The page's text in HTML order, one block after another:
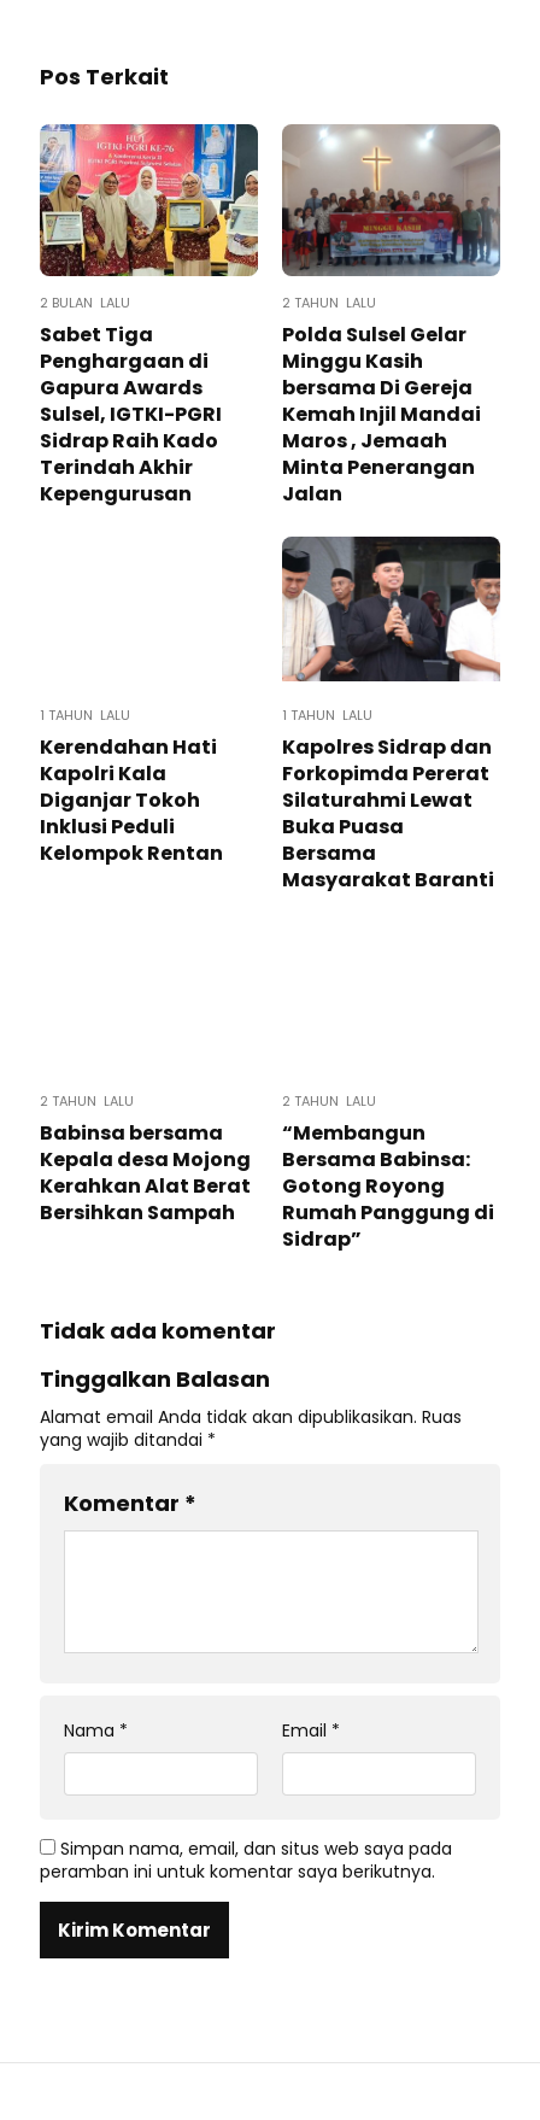
Pos Terkait
2 BULAN LALU
Sabet Tiga
Penghargaan di
Gapura Awards
Sulsel, IGTKI-PGRI
Sidrap Raih Kado
Terindah Akhir
Kepengurusan
2 TAHUN LALU
Polda Sulsel Gelar
Minggu Kasih
bersama Di Gereja
Kemah Injil Mandai
Maros , Jemaah
Minta Penerangan
Jalan
1 TAHUN LALU
Kerendahan Hati
Kapolri Kala
Diganjar Tokoh
Inklusi Peduli
Kelompok Rentan
1 TAHUN LALU
Kapolres Sidrap dan
Forkopimda Pererat
Silaturahmi Lewat
Buka Puasa
Bersama
Masyarakat Baranti
2 TAHUN LALU
Babinsa bersama
Kepala desa Mojong
Kerahkan Alat Berat
Bersihkan Sampah
2 TAHUN LALU
“Membangun
Bersama Babinsa:
Gotong Royong
Rumah Panggung di
Sidrap”
Tidak ada komentar
Tinggalkan Balasan
Alamat email Anda tidak akan dipublikasikan. Ruas
yang wajib ditandai *
Komentar *
Nama * Email *
Simpan nama, email, dan situs web saya pada
peramban ini untuk komentar saya berikutnya.